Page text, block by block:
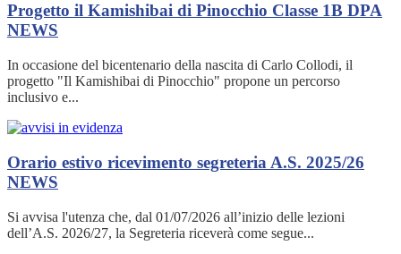
Progetto il Kamishibai di Pinocchio Classe 1B DPA
NEWS
In occasione del bicentenario della nascita di Carlo Collodi, il
progetto "Il Kamishibai di Pinocchio" propone un percorso
inclusivo e...
Orario estivo ricevimento segreteria A.S. 2025/26
NEWS
Si avvisa l'utenza che, dal 01/07/2026 all’inizio delle lezioni
dell’A.S. 2026/27, la Segreteria riceverà come segue...